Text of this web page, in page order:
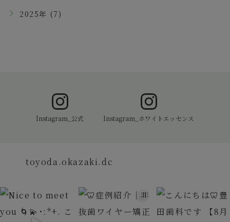
2025年 (7)
Instagram_公式 Instagram_ホワイトエッセンス
toyoda.okazaki.dc